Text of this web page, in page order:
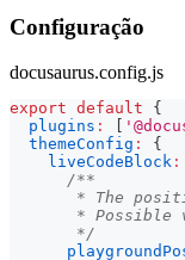
Configuração
docusaurus.config.js
export default
{
plugins :
themeConfig :
{
liveCodeBlock :
/**
* The
* Possible
       */